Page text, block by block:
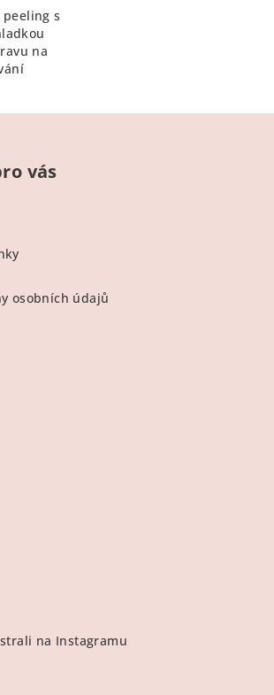
s
na
vás
osobních údajů
na Instagramu